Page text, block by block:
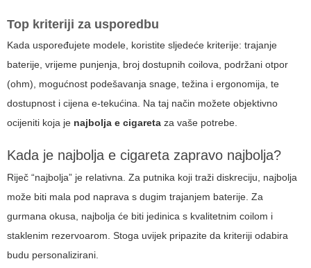
Top kriteriji za usporedbu
Kada uspoređujete modele, koristite sljedeće kriterije: trajanje
baterije, vrijeme punjenja, broj dostupnih coilova, podržani otpor
(ohm), mogućnost podešavanja snage, težina i ergonomija, te
dostupnost i cijena e-tekućina. Na taj način možete objektivno
ocijeniti koja je najbolja e cigareta za vaše potrebe.
Kada je najbolja e cigareta zapravo najbolja?
Riječ “najbolja” je relativna. Za putnika koji traži diskreciju, najbolja
može biti mala pod naprava s dugim trajanjem baterije. Za
gurmana okusa, najbolja će biti jedinica s kvalitetnim coilom i
staklenim rezervoarom. Stoga uvijek pripazite da kriteriji odabira
budu personalizirani.